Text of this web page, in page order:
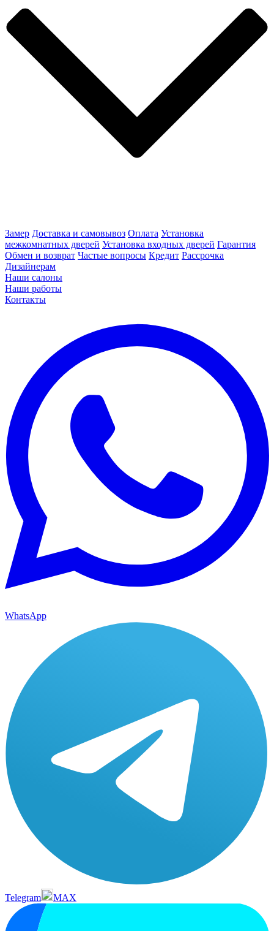
Замер Доставка и самовывоз Оплата Установка
межкомнатных дверей Установка входных дверей Гарантия
Обмен и возврат Частые вопросы Кредит Рассрочка
Дизайнерам
Наши салоны
Наши работы
Контакты
WhatsApp
Telegram MAX